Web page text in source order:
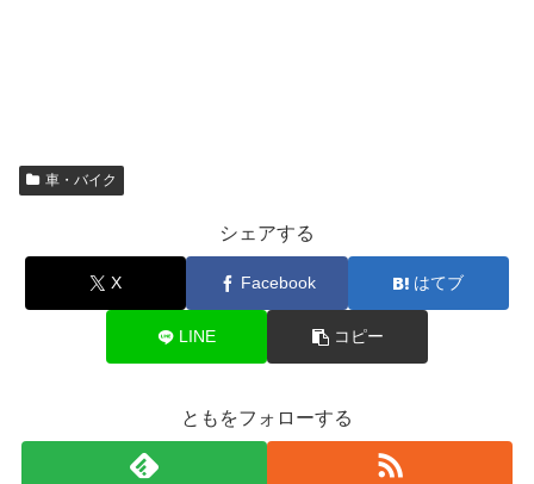
車・バイク
シェアする
X Facebook はてブ
LINE コピー
ともをフォローする